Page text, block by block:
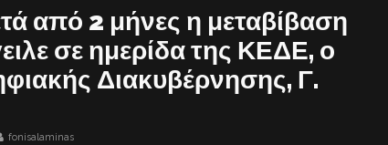
από 2 μήνες η μεταβίβαση
σε ημερίδα της ΚΕΔΕ, ο
Διακυβέρνησης, Γ.
fonisalaminas